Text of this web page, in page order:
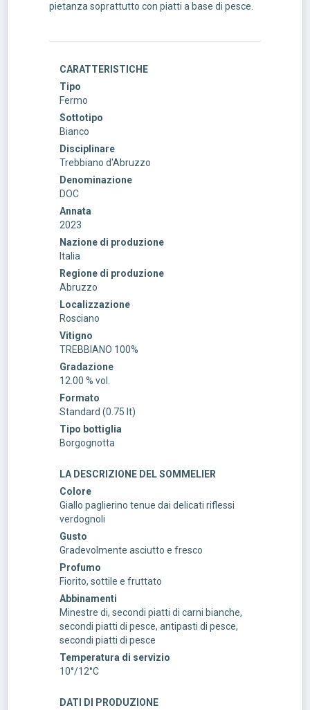
pietanza soprattutto con piatti a base di pesce.
CARATTERISTICHE
Tipo
Fermo
Sottotipo
Bianco
Disciplinare
Trebbiano d'Abruzzo
Denominazione
DOC
Annata
2023
Nazione di produzione
Italia
Regione di produzione
Abruzzo
Localizzazione
Rosciano
Vitigno
TREBBIANO 100%
Gradazione
12.00 % vol.
Formato
Standard (0.75 lt)
Tipo bottiglia
Borgognotta
LA DESCRIZIONE DEL SOMMELIER
Colore
Giallo paglierino tenue dai delicati riflessi
verdognoli
Gusto
Gradevolmente asciutto e fresco
Profumo
Fiorito, sottile e fruttato
Abbinamenti
Minestre di, secondi piatti di carni bianche,
secondi piatti di pesce, antipasti di pesce,
secondi piatti di pesce
Temperatura di servizio
10°/12°C
DATI DI PRODUZIONE